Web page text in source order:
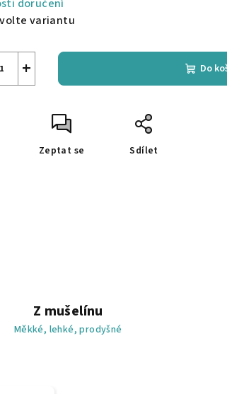
doručení
variantu
+ Do
Zeptat se Sdílet
Z mušelínu
Měkké, lehké, prodyšné